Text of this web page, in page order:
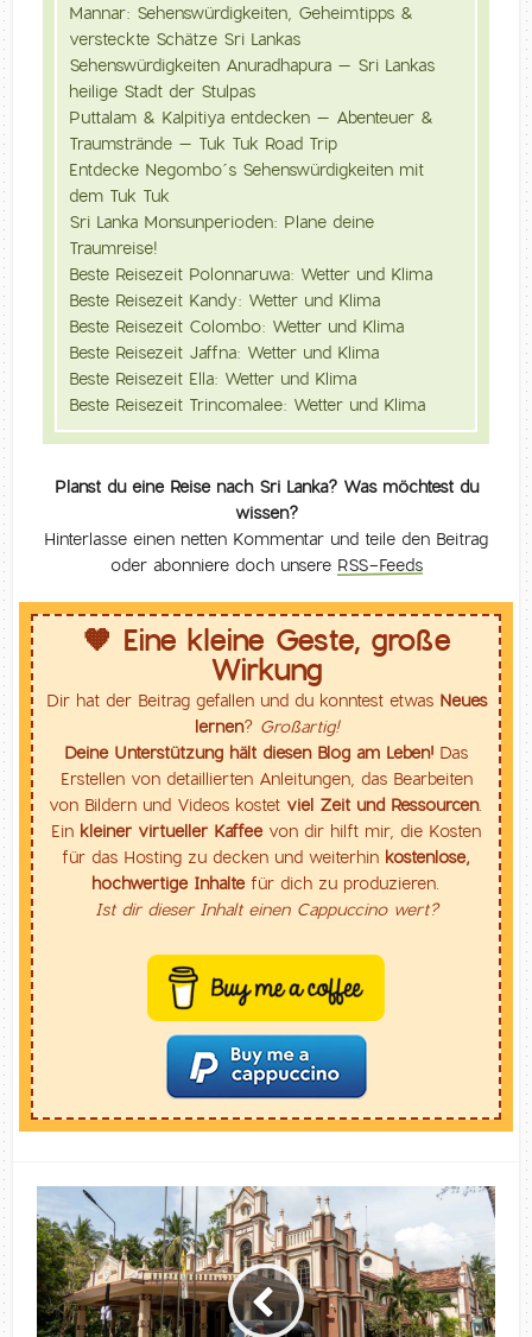
Mannar: Sehenswürdigkeiten, Geheimtipps &
versteckte Schätze Sri Lankas
Sehenswürdigkeiten Anuradhapura – Sri Lankas
heilige Stadt der Stulpas
Puttalam & Kalpitiya entdecken – Abenteuer &
Traumstrände – Tuk Tuk Road Trip
Entdecke Negombo´s Sehenswürdigkeiten mit
dem Tuk Tuk
Sri Lanka Monsunperioden: Plane deine
Traumreise!
Beste Reisezeit Polonnaruwa: Wetter und Klima
Beste Reisezeit Kandy: Wetter und Klima
Beste Reisezeit Colombo: Wetter und Klima
Beste Reisezeit Jaffna: Wetter und Klima
Beste Reisezeit Ella: Wetter und Klima
Beste Reisezeit Trincomalee: Wetter und Klima
Planst du eine Reise nach Sri Lanka? Was möchtest du
wissen?
Hinterlasse einen netten Kommentar und teile den Beitrag
oder abonniere doch unsere RSS-Feeds
🧡 Eine kleine Geste, große
Wirkung
Dir hat der Beitrag gefallen und du konntest etwas Neues
lernen? Großartig!
Deine Unterstützung hält diesen Blog am Leben! Das
Erstellen von detaillierten Anleitungen, das Bearbeiten
von Bildern und Videos kostet viel Zeit und Ressourcen.
Ein kleiner virtueller Kaffeevon dir hilft mir, die Kosten
für das Hosting zu decken und weiterhin kostenlose,
hochwertige Inhaltefür dich zu produzieren.
Ist dir dieser Inhalt einen Cappuccino wert?